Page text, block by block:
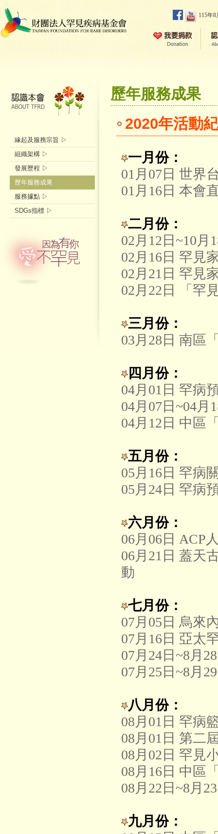
115年
歷年服務成果
2020年活動
一月份：
01月07日 世界
01月16日 本會
二月份：
02月12日~10月
02月16日 罕見
02月21日 罕見
02月22日 「罕
三月份：
03月28日 南區
四月份：
04月01日 罕病
04月07日~04
04月12日 中
五月份：
05月16日 罕病
05月24日 罕病
六月份：
06月06日 ACP
06月21日 蓋天
動
七月份：
07月05日 烏來
07月16日 亞太
07月24日~8月
07月25日~8月
八月份：
08月01日 罕病
08月01日 第二
08月02日 罕見
08月16日 中區
08月22日~8月
九月份：
緣起及服務宗旨 ▷
組織架構 ▷
發展歷程 ▷
歷年服務成果
服務據點 ▷
SDGs指標 ▷